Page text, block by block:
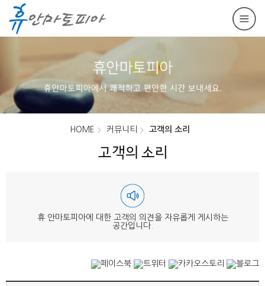
HOME 커뮤니티 고객의 소리
고객의 소리
휴 안마토피아에 대한 고객의 의견을 자유롭게 게시하는
공간입니다.